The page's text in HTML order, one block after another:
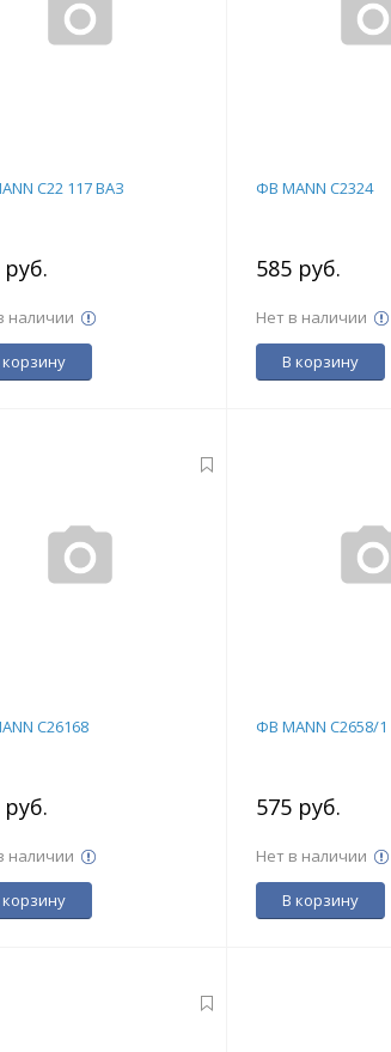
C22 117 ВАЗ
наличии
ФВ MANN C2324
585 руб.
Нет в наличии
В корзину
C26168
наличии
ФВ MANN C2658/1
575 руб.
Нет в наличии
В корзину